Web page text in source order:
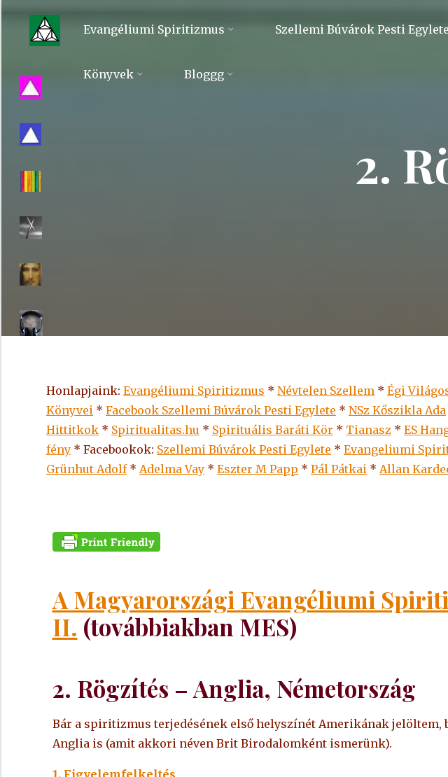
content
Evangéliumi
Evangéliumi Spiritizmus Szellemi Búvárok Pesti
Könyvek Bloggg
2.
Honlapjaink: Evangéliumi Spiritizmus * Névtelen Szellem * Égi
Könyvei * Facebook Szellemi Búvárok Pesti Egylete * NSz Kőszikla Ada
Hittitkok * Spiritualitas.hu * Spirituális Baráti Kör * Tianasz * ES
fény * Facebookok: Szellemi Búvárok Pesti Egylete * Evangeliumi
Grünhut Adolf* Adelma Vay * Eszter M Papp * Pál Pátkai * Allan
A Magyarországi Evangéliumi
II. (továbbiakban MES)
2. Rögzítés – Anglia, Németország
Bár a spiritizmus terjedésének első helyszínét Amerikának jelöltem,
Anglia is (amit akkori néven Brit Birodalomként ismerünk).